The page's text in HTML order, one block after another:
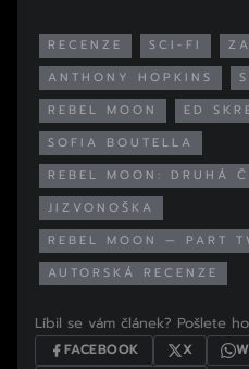
RECENZE SCI-FI
ANTHONY HOPKINS
REBEL MOON
ED
SOFIA BOUTELLA
REBEL MOON: DRUHÁ
JIZVONOŠKA
REBEL MOON — PART
AUTORSKÁ RECENZE
Líbil se vám článek? Pošlete
FACEBOOK X